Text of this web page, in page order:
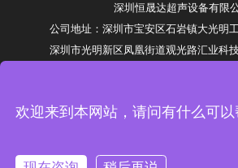
深圳恒晟达超声设备有限
公司地址：深圳市宝安区石岩镇大光明
深圳市光明新区凤凰街道观光路汇业科
电话：0755-27203578（10线） 传真：
欢迎来到本网站，请问有什么可以